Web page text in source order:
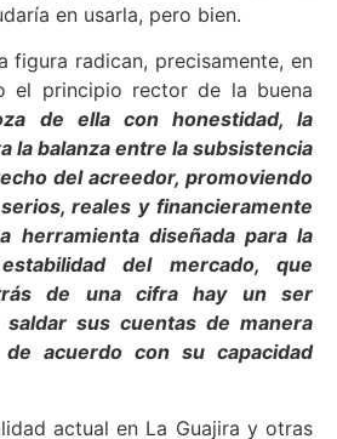
en usarla, pero bien.
figura radican, precisamente, en
el principio rector de la buena
de ella con honestidad, la
la balanza entre la subsistencia
del acreedor, promoviendo
reales y financieramente
herramienta diseñada para la
del mercado, que
de una cifra hay un ser
saldar sus cuentas de manera
acuerdo con su capacidad
actual en La Guajira y otras